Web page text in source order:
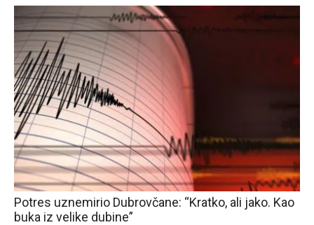
Potres uznemirio Dubrovčane: “Kratko, ali jako. Kao
buka iz velike dubine”